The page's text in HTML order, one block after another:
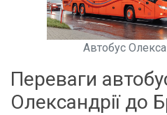
Автобус
Переваги
Олександрії до